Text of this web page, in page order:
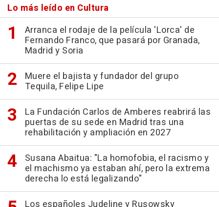
Lo más leído en Cultura
Arranca el rodaje de la película 'Lorca' de
Fernando Franco, que pasará por Granada,
Madrid y Soria
Muere el bajista y fundador del grupo
Tequila, Felipe Lipe
La Fundación Carlos de Amberes reabrirá las
puertas de su sede en Madrid tras una
rehabilitación y ampliación en 2027
Susana Abaitua: "La homofobia, el racismo y
el machismo ya estaban ahí, pero la extrema
derecha lo está legalizando"
Los españoles Judeline y Rusowsky